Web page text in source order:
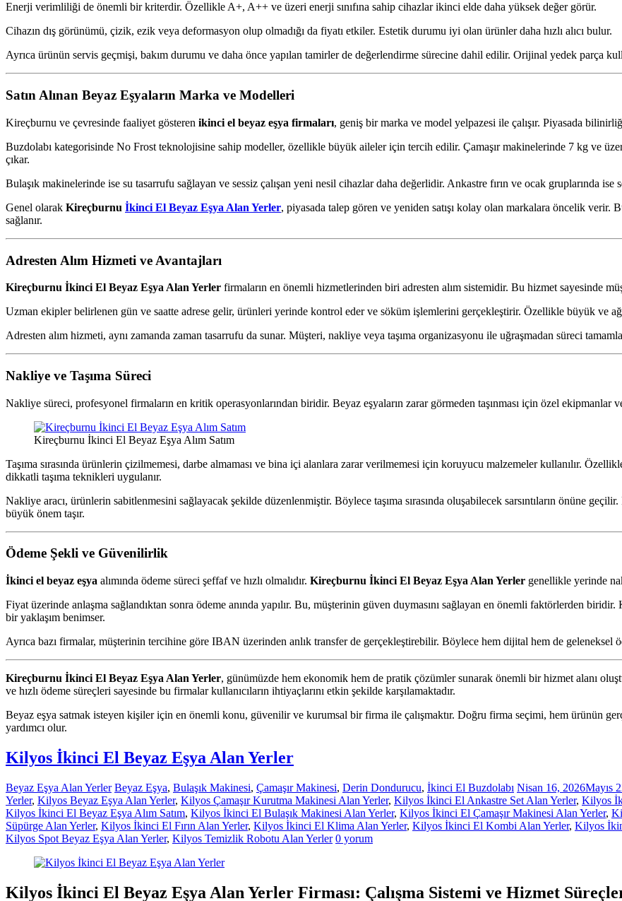
Enerji verimliliği de önemli bir kriterdir. Özellikle A+, A++ ve üzeri enerji sınıfına sahip cihazlar ikinci elde daha yüksek değer görür.
Cihazın dış görünümü, çizik, ezik veya deformasyon olup olmadığı da fiyatı etkiler. Estetik durumu iyi olan ürünler daha hızlı alıcı bulur.
Ayrıca ürünün servis geçmişi, bakım durumu ve daha önce yapılan tamirler de değerlendirme sürecine dahil edilir. Orijinal yedek parça
Satın Alınan Beyaz Eşyaların Marka ve Modelleri
Kireçburnu ve çevresinde faaliyet gösteren ikinci el beyaz eşya firmaları, geniş bir marka ve model yelpazesi ile çalışır. Piyasada
Buzdolabı kategorisinde No Frost teknolojisine sahip modeller, özellikle büyük aileler için tercih edilir. Çamaşır makinelerinde 7 kg ve
çıkar.
Bulaşık makinelerinde ise su tasarrufu sağlayan ve sessiz çalışan yeni nesil cihazlar daha değerlidir. Ankastre fırın ve ocak gruplarında
Genel olarak Kireçburnu İkinci El Beyaz Eşya Alan Yerler, piyasada talep gören ve yeniden satışı kolay olan markalara öncelik verir.
sağlanır.
Adresten Alım Hizmeti ve Avantajları
Kireçburnu İkinci El Beyaz Eşya Alan Yerler firmaların en önemli hizmetlerinden biri adresten alım sistemidir. Bu hizmet sayesinde
Uzman ekipler belirlenen gün ve saatte adrese gelir, ürünleri yerinde kontrol eder ve söküm işlemlerini gerçekleştirir. Özellikle büyük ve
Adresten alım hizmeti, aynı zamanda zaman tasarrufu da sunar. Müşteri, nakliye veya taşıma organizasyonu ile uğraşmadan süreci
Nakliye ve Taşıma Süreci
Nakliye süreci, profesyonel firmaların en kritik operasyonlarından biridir. Beyaz eşyaların zarar görmeden taşınması için özel ekipmanlar
Kireçburnu İkinci El Beyaz Eşya Alım Satım
Taşıma sırasında ürünlerin çizilmemesi, darbe almaması ve bina içi alanlara zarar verilmemesi için koruyucu malzemeler kullanılır.
dikkatli taşıma teknikleri uygulanır.
Nakliye aracı, ürünlerin sabitlenmesini sağlayacak şekilde düzenlenmiştir. Böylece taşıma sırasında oluşabilecek sarsıntıların önüne
büyük önem taşır.
Ödeme Şekli ve Güvenilirlik
İkinci el beyaz eşya alımında ödeme süreci şeffaf ve hızlı olmalıdır. Kireçburnu İkinci El Beyaz Eşya Alan Yerler genellikle yerinde
Fiyat üzerinde anlaşma sağlandıktan sonra ödeme anında yapılır. Bu, müşterinin güven duymasını sağlayan en önemli faktörlerden
bir yaklaşım benimser.
Ayrıca bazı firmalar, müşterinin tercihine göre IBAN üzerinden anlık transfer de gerçekleştirebilir. Böylece hem dijital hem de geleneksel
Kireçburnu İkinci El Beyaz Eşya Alan Yerler, günümüzde hem ekonomik hem de pratik çözümler sunarak önemli bir hizmet alanı
ve hızlı ödeme süreçleri sayesinde bu firmalar kullanıcıların ihtiyaçlarını etkin şekilde karşılamaktadır.
Beyaz eşya satmak isteyen kişiler için en önemli konu, güvenilir ve kurumsal bir firma ile çalışmaktır. Doğru firma seçimi, hem ürünün
yardımcı olur.
Kilyos İkinci El Beyaz Eşya Alan Yerler
Beyaz Eşya Alan Yerler Beyaz Eşya, Bulaşık Makinesi, Çamaşır Makinesi, Derin Dondurucu, İkinci El Buzdolabı Nisan 16, 2026Mayıs
Yerler, Kilyos Beyaz Eşya Alan Yerler, Kilyos Çamaşır Kurutma Makinesi Alan Yerler, Kilyos İkinci El Ankastre Set Alan Yerler, Kilyos
Kilyos İkinci El Beyaz Eşya Alım Satım, Kilyos İkinci El Bulaşık Makinesi Alan Yerler, Kilyos İkinci El Çamaşır Makinesi Alan Yerler,
Süpürge Alan Yerler, Kilyos İkinci El Fırın Alan Yerler, Kilyos İkinci El Klima Alan Yerler, Kilyos İkinci El Kombi Alan Yerler, Kilyos
Kilyos Spot Beyaz Eşya Alan Yerler, Kilyos Temizlik Robotu Alan Yerler 0 yorum
Kilyos İkinci El Beyaz Eşya Alan Yerler Firması: Çalışma Sistemi ve Hizmet